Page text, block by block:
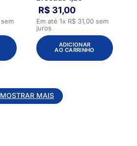
sem
R$ 31,00
Em até 1x R$ 31,00 sem
juros
ADICIONAR
AO CARRINHO
MOSTRAR MAIS